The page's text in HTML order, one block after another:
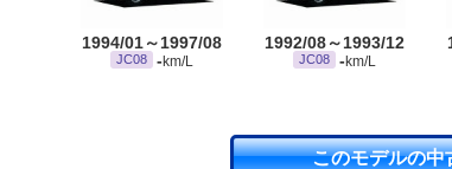
1994/01～1997/08
JC08 - km/L
1992/08～1993/12
JC08 - km/L
このモデルの中